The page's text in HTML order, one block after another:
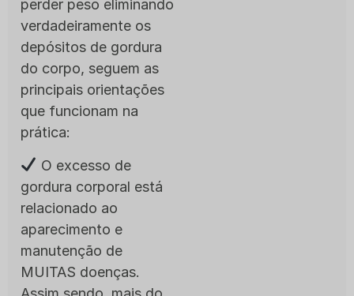
perder peso eliminando
verdadeiramente os
depósitos de gordura
do corpo, seguem as
principais orientações
que funcionam na
prática:
O excesso de
gordura corporal está
relacionado ao
aparecimento e
manutenção de
MUITAS doenças.